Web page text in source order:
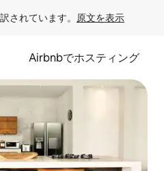
されています。 原文を表示
Airbnbでホスティング